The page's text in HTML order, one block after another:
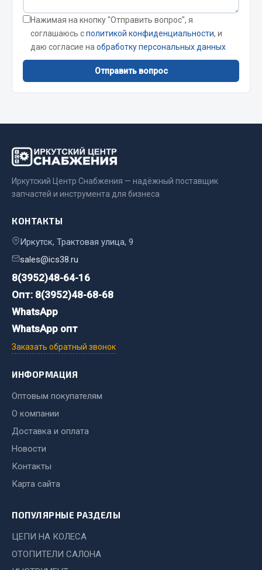
Тройники
Трубки, муфты, гайки
Автомобильный инструмент
Измерительный инструмент
Крепежный инструмент
Слесарный инструмент
Столярный инструмент
Весь раздел
Цепи подъёмные
Кольца уплотнительные
Лента конвейерная
Манжеты
Патрубки
Прокладки
Нажимая на кнопку "Отправить вопрос", я
соглашаюсь сполитикой конфиденциальности, и
даю согласие на обработку персональных данных
Отправить вопрос
Иркутский Центр Снабжения — надёжный поставщик
запчастей и инструмента для бизнеса
КОНТАКТЫ
Иркутск, Трактовая улица, 9
sales@ics38.ru
8(3952)48-64-16
Опт: 8(3952)48-68-68
WhatsApp
WhatsApp опт
Заказать обратный звонок
ИНФОРМАЦИЯ
Оптовым покупателям
О компании
Доставка и оплата
Новости
Контакты
Карта сайта
ПОПУЛЯРНЫЕ РАЗДЕЛЫ
ЦЕПИ НА КОЛЕСА
ОТОПИТЕЛИ САЛОНА